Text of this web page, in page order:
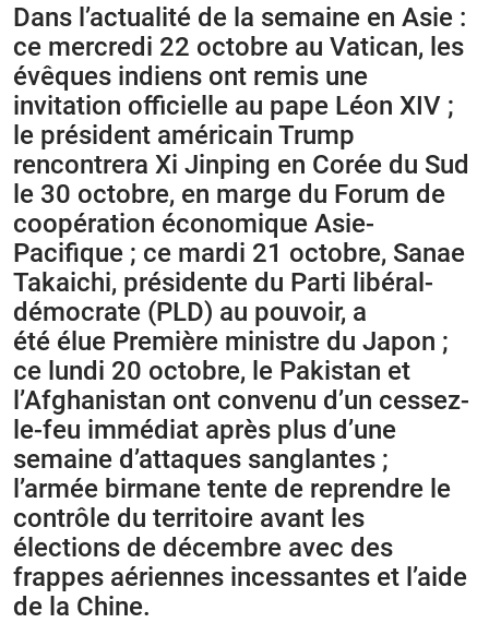
Dans l’actualité de la semaine en Asie :
ce mercredi 22 octobre au Vatican, les
évêques indiens ont remis une
invitation officielle au pape Léon XIV ;
le président américain Trump
rencontrera Xi Jinping en Corée du Sud
le 30 octobre, en marge du Forum de
coopération économique Asie-
Pacifique ; ce mardi 21 octobre, Sanae
Takaichi, présidente du Parti libéral-
démocrate (PLD) au pouvoir, a
été élue Première ministre du Japon ;
ce lundi 20 octobre, le Pakistan et
l’Afghanistan ont convenu d’un cessez-
le-feu immédiat après plus d’une
semaine d’attaques sanglantes ;
l’armée birmane tente de reprendre le
contrôle du territoire avant les
élections de décembre avec des
frappes aériennes incessantes et l’aide
de la Chine.